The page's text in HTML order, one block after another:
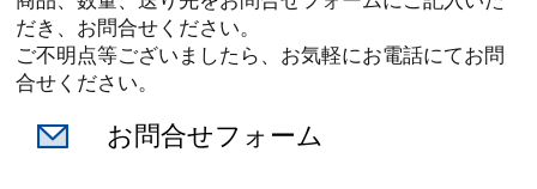
だき、お問合せください。
ご不明点等ございましたら、お気軽にお電話にてお問
合せください。
お問合せフォーム